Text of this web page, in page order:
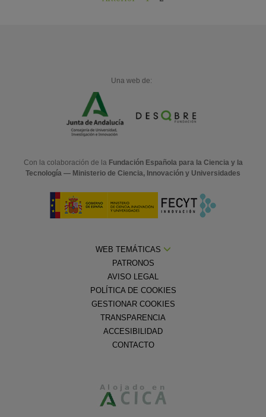
Una web de:
Con la colaboración de la Fundación Española para la Ciencia y la
Tecnología — Ministerio de Ciencia, Innovación y Universidades
WEB TEMÁTICAS
PATRONOS
AVISO LEGAL
POLÍTICA DE COOKIES
GESTIONAR COOKIES
TRANSPARENCIA
ACCESIBILIDAD
CONTACTO